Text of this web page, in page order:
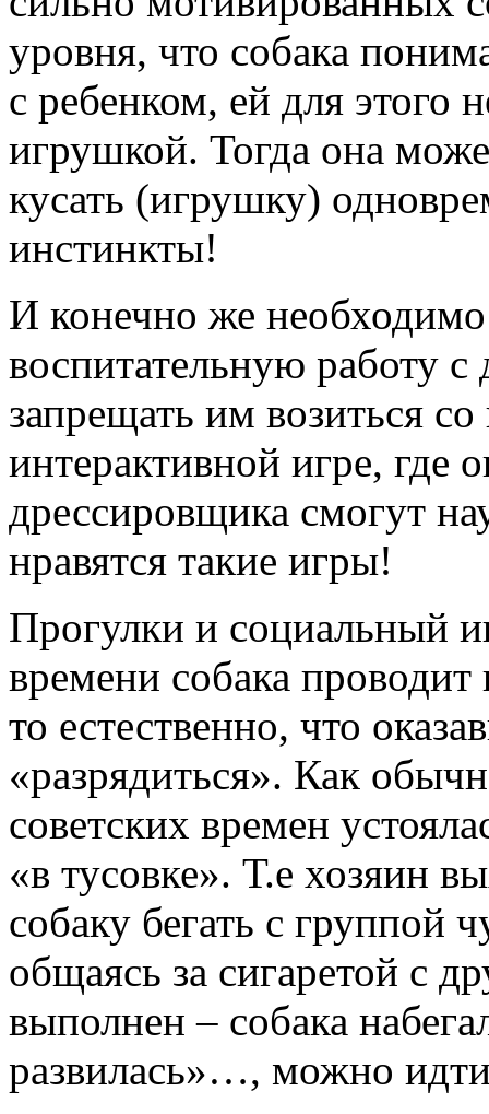
уровня, что собака
с ребенком, ей для этого
игрушкой. Тогда она
кусать (игрушку)
инстинкты!
И конечно же
воспитательную работу
запрещать им возиться
интерактивной игре, где
дрессировщика смогут
нравятся такие игры!
Прогулки и социальный
времени собака проводит
то естественно, что
«разрядиться». Как
советских времен
«в тусовке». Т.е хозяин
собаку бегать с группой
общаясь за сигаретой с
выполнен – собака
развилась»…, можно